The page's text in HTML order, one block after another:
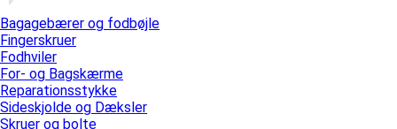
Bagagebærer og fodbøjle
Fingerskruer
Fodhviler
For- og Bagskærme
Reparationsstykke
Sideskjolde og Dæksler
Skruer og bolte